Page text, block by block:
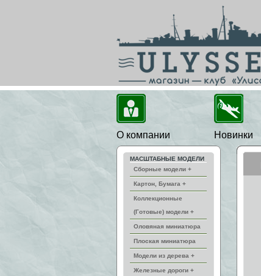
О компании Новинки
МАСШТАБНЫЕ МОДЕЛИ
Сборные модели +
Картон, Бумага +
Коллекционные
(Готовые) модели +
Оловяная миниатюра
Плоская миниатюра
Модели из дерева +
Железные дороги +